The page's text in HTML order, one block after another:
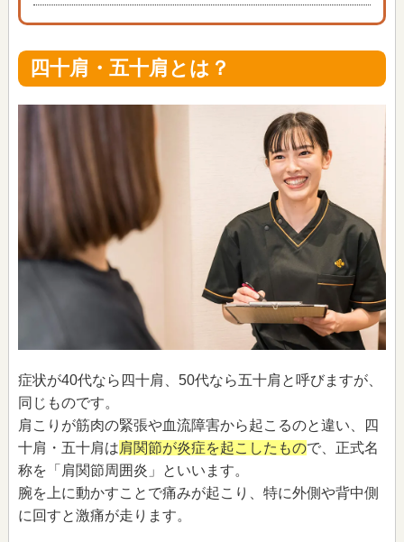
四十肩・五十肩とは？
症状が40代なら四十肩、50代なら五十肩と呼びますが、
同じものです。
肩こりが筋肉の緊張や血流障害から起こるのと違い、四
十肩・五十肩は肩関節が炎症を起こしたもので、正式名
称を「肩関節周囲炎」といいます。
腕を上に動かすことで痛みが起こり、特に外側や背中側
に回すと激痛が走ります。